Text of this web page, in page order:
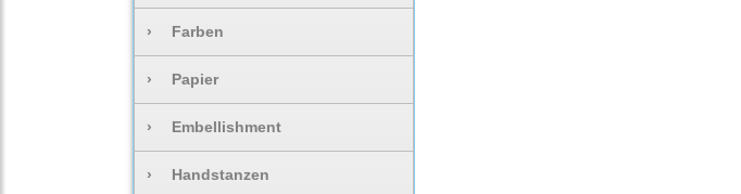
› Farben
› Papier
› Embellishment
› Handstanzen